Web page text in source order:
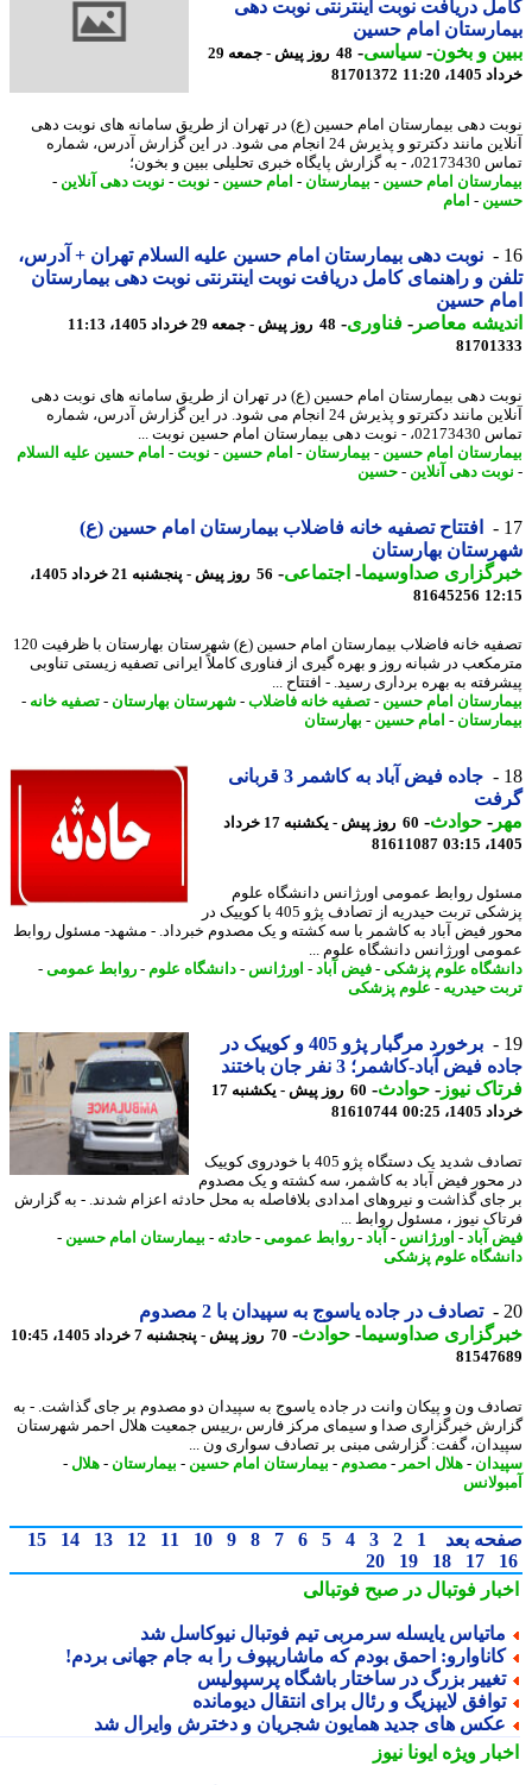
دریافت نوبت اینترنتی نوبت دهی
امام حسین
و بخون-سیاسی-
48 روز پیش - جمعه 29
11:20
81701372
دهی بیمارستان امام حسین (ع) در تهران از طریق سامانه های نوبت دهی
آنلاین مانند دکترتو و پذیرش 24 انجام می شود. در این گزارش آدرس، شماره
خبری تحلیلی ببین و بخون؛
امام حسین-بیمارستان-امام حسین-نوبت-نوبت دهی آنلاین-
-امام
نوبت دهی بیمارستان امام حسین علیه السلام تهران + آدرس،
و راهنمای کامل دریافت نوبت اینترنتی نوبت دهی بیمارستان
حسین
معاصر-فناوری- 48 روز پیش - جمعه 29 خرداد 1405، 11:13
دهی بیمارستان امام حسین (ع) در تهران از طریق سامانه های نوبت دهی
آنلاین مانند دکترتو و پذیرش 24 انجام می شود. در این گزارش آدرس، شماره
امام حسین نوبت ...
امام حسین-بیمارستان-امام حسین-نوبت-امام حسین علیه السلام
دهی آنلاین-حسین
افتتاح تصفیه خانه فاضلاب بیمارستان امام حسین (ع)
بهارستان
صداوسیما-اجتماعی-
56 روز پیش - پنجشنبه 21 خرداد 1405،
81645256
تصفیه خانه فاضلاب بیمارستان امام حسین (ع) شهرستان بهارستان با ظرفیت 120
در شبانه روز و بهره گیری از فناوری کاملاً ایرانی تصفیه زیستی تناوبی
به بهره برداری رسید. - افتتاح ...
امام حسین-تصفیه خانه فاضلاب-شهرستان بهارستان-تصفیه خانه -
-امام حسین-بهارستان
جاده فیض آباد به کاشمر 3 قربانی
-حوادث -
60 روز پیش - یکشنبه 17 خرداد
81611087
روابط عمومی اورژانس دانشگاه علوم
پزشکی تربت حیدریه از تصادف پژو 405 با کوییک در
فیض آباد به کاشمر با سه کشته و یک مصدوم خبرداد. - مشهد- مسئول روابط
اورژانس دانشگاه علوم ...
علوم پزشکی-فیض آباد- اورژانس -دانشگاه علوم-روابط عمومی-
حیدریه- علوم پزشکی
برخورد مرگبار پژو 405 و کوییک در
فیض آباد-کاشمر؛ 3 نفر جان باختند
نیوز-حوادث -
60 روز پیش - یکشنبه 17
00:25
81610744
تصادف شدید یک دستگاه پژو 405 با خودروی کوییک
فیض آباد به کاشمر، سه کشته و یک مصدوم
گذاشت و نیروهای امدادی بلافاصله به محل حادثه اعزام شدند. - به گزارش
نیوز ، مسئول روابط ...
آباد- اورژانس -آباد- روابط عمومی-حادثه-بیمارستان امام حسین-
علوم پزشکی
تصادف در جاده یاسوج به سپیدان با 2 مصدوم
صداوسیما-حوادث -70 روز پیش - پنجشنبه 7 خرداد 1405، 10:45
ون و پیکان وانت در جاده یاسوج به سپیدان دو مصدوم بر جای گذاشت. - به
خبرگزاری صدا و سیمای مرکز فارس ،رییس جمعیت هلال احمر شهرستان
گفت: گزارشی مبنی بر تصادف سواری ون ...
- هلال احمر -مصدوم-بیمارستان امام حسین-بیمارستان-هلال -
بعد 1
2
3
4
5
6
7
8
9
10
11
12
13
14
15
17
18
19
20
فوتبال در صبح فوتبالی
یایسله سرمربی تیم فوتبال نیوکاسل شد
احمق بودم که ماشاریپوف را به جام جهانی بردم!
بزرگ در ساختار باشگاه پرسپولیس
لایپزیگ و رئال برای انتقال دیومانده
های جدید همایون شجریان و دخترش وایرال شد
ویژهایونا نیوز